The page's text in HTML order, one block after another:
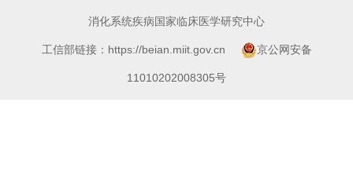
消化系统疾病国家临床医学研究中心
工信部链接：https://beian.miit.gov.cn 京公网安备
11010202008305号